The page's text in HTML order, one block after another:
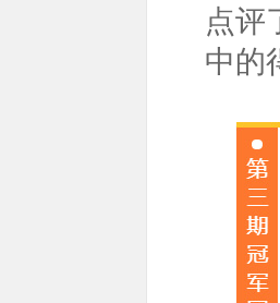
点评
中的